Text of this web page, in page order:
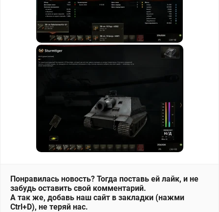
Понравилась новость? Тогда поставь ей лайк, и не
забудь оставить свой комментарий.
А так же, добавь наш сайт в закладки (нажми
Ctrl+D), не теряй нас.